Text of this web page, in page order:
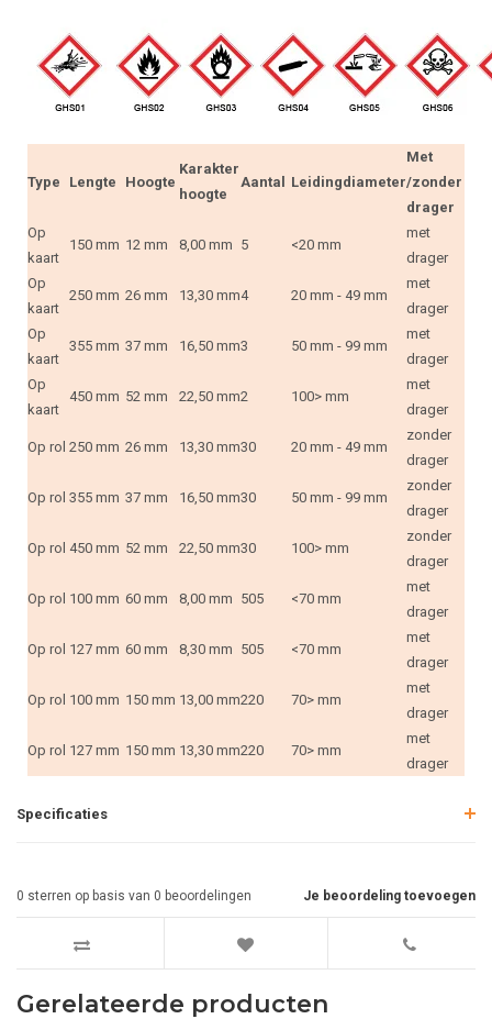
Type Lengte Hoogte
Karakter
hoogte
Aantal Leidingdiameter
Met
/zonder
drager
Op
kaart
150 mm 12 mm 8,00 mm 5 <20 mm
met
drager
Op
kaart
250 mm 26 mm 13,30 mm4 20 mm - 49 mm
met
drager
Op
kaart
355 mm 37 mm 16,50 mm3 50 mm - 99 mm
met
drager
Op
kaart
450 mm 52 mm 22,50 mm2 100> mm
met
drager
Op rol 250 mm 26 mm 13,30 mm30 20 mm - 49 mm
zonder
drager
Op rol 355 mm 37 mm 16,50 mm30 50 mm - 99 mm
zonder
drager
Op rol 450 mm 52 mm 22,50 mm30 100> mm
zonder
drager
Op rol 100 mm 60 mm 8,00 mm 505 <70 mm
met
drager
Op rol 127 mm 60 mm 8,30 mm 505 <70 mm
met
drager
Op rol 100 mm 150 mm 13,00 mm220 70> mm
met
drager
Op rol 127 mm 150 mm 13,30 mm220 70> mm
met
drager
Specificaties
Je beoordeling toevoegen
0 sterren op basis van 0 beoordelingen
Gerelateerde producten